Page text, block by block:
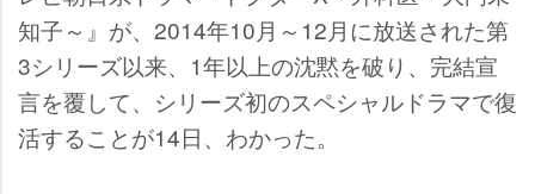
知子～』が、2014年10月～12月に放送された第
3シリーズ以来、1年以上の沈黙を破り、完結宣
言を覆して、シリーズ初のスペシャルドラマで復
活することが14日、わかった。